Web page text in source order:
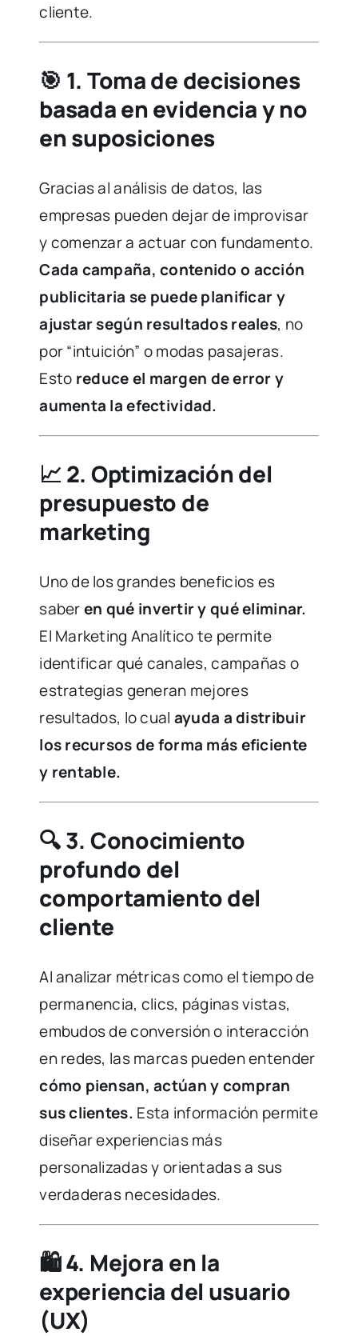
cliente.
🎯 1. Toma de decisiones
basada en evidencia y no
en suposiciones
Gracias al análisis de datos, las
empresas pueden dejar de improvisar
y comenzar a actuar con fundamento.
Cada campaña, contenido o acción
publicitaria se puede planificar y
ajustar según resultados reales, no
por “intuición” o modas pasajeras.
Esto reduce el margen de error y
aumenta la efectividad.
📈 2. Optimización del
presupuesto de
marketing
Uno de los grandes beneficios es
saberen qué invertir y qué eliminar.
El Marketing Analítico te permite
identificar qué canales, campañas o
estrategias generan mejores
resultados, lo cual ayuda a distribuir
los recursos de forma más eficiente
y rentable.
🔍3. Conocimiento
profundo del
comportamiento del
cliente
Al analizar métricas como el tiempo de
permanencia, clics, páginas vistas,
embudos de conversión o interacción
en redes, las marcas pueden entender
cómo piensan, actúan y compran
sus clientes. Esta información permite
diseñar experiencias más
personalizadas y orientadas a sus
verdaderas necesidades.
🛍️4. Mejora en la
experiencia del usuario
(UX)